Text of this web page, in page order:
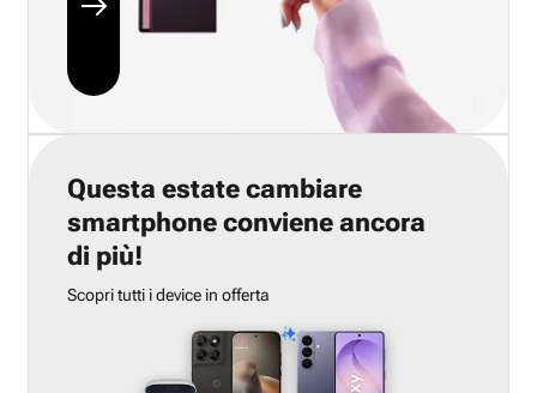
Questa estate cambiare
smartphone conviene ancora
di più!
Scopri tutti i device in offerta